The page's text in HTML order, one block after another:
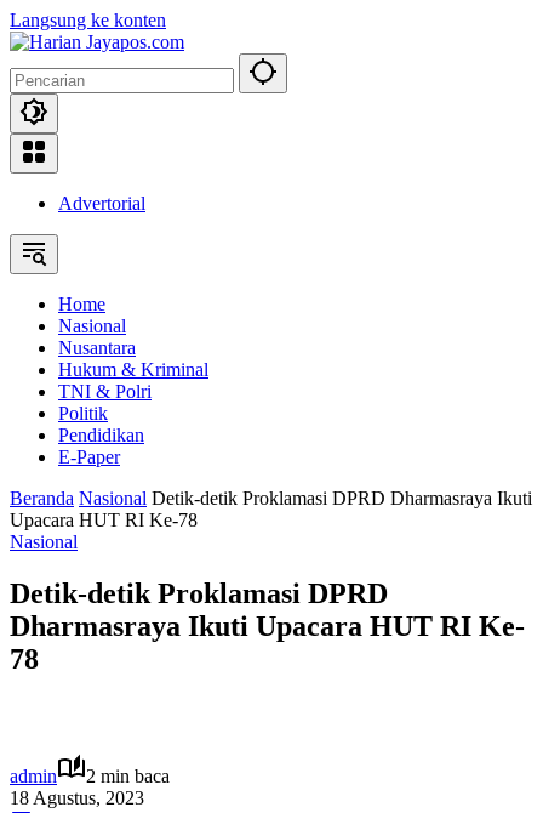
Langsung ke konten
Advertorial
Home
Nasional
Nusantara
Hukum & Kriminal
TNI & Polri
Politik
Pendidikan
E-Paper
Beranda Nasional Detik-detik Proklamasi DPRD Dharmasraya Ikuti
Upacara HUT RI Ke-78
Nasional
Detik-detik Proklamasi DPRD
Dharmasraya Ikuti Upacara HUT RI Ke-
78
admin
2 min baca
18 Agustus, 2023